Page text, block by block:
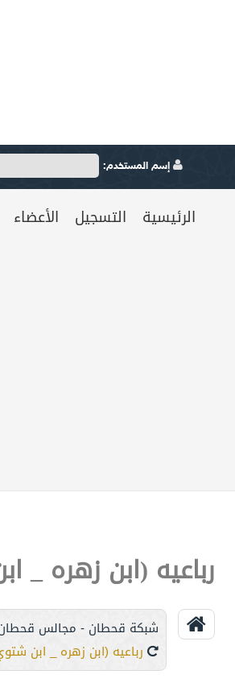
إسم المستخدم:
الرئيسية التسجيل الأعضاء
رباعيه (ابن زهره
شبكة قحطان - مجالس
رباعيه (ابن زهره _ ابن